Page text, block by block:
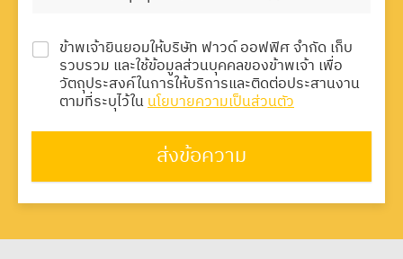
ข้าพเจ้ายินยอมให้บริษัท ฟาวด์ ออฟฟิศ จำกัด เก็บ
รวบรวม และใช้ข้อมูลส่วนบุคคลของข้าพเจ้า เพื่อ
วัตถุประสงค์ในการให้บริการและติดต่อประสานงาน
ตามที่ระบุไว้ในนโยบายความเป็นส่วนตัว
ส่งข้อความ